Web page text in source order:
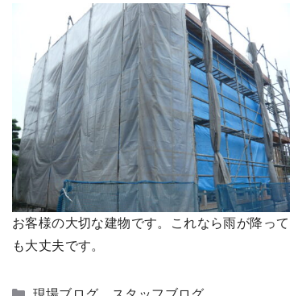
お客様の大切な建物です。これなら雨が降って
も大丈夫です。
カ